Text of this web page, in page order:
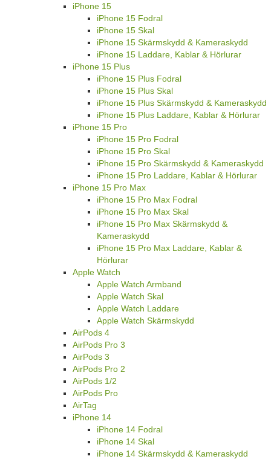
iPhone 15
iPhone 15 Fodral
iPhone 15 Skal
iPhone 15 Skärmskydd & Kameraskydd
iPhone 15 Laddare, Kablar & Hörlurar
iPhone 15 Plus
iPhone 15 Plus Fodral
iPhone 15 Plus Skal
iPhone 15 Plus Skärmskydd & Kameraskydd
iPhone 15 Plus Laddare, Kablar & Hörlurar
iPhone 15 Pro
iPhone 15 Pro Fodral
iPhone 15 Pro Skal
iPhone 15 Pro Skärmskydd & Kameraskydd
iPhone 15 Pro Laddare, Kablar & Hörlurar
iPhone 15 Pro Max
iPhone 15 Pro Max Fodral
iPhone 15 Pro Max Skal
iPhone 15 Pro Max Skärmskydd &
Kameraskydd
iPhone 15 Pro Max Laddare, Kablar &
Hörlurar
Apple Watch
Apple Watch Armband
Apple Watch Skal
Apple Watch Laddare
Apple Watch Skärmskydd
AirPods 4
AirPods Pro 3
AirPods 3
AirPods Pro 2
AirPods 1/2
AirPods Pro
AirTag
iPhone 14
iPhone 14 Fodral
iPhone 14 Skal
iPhone 14 Skärmskydd & Kameraskydd